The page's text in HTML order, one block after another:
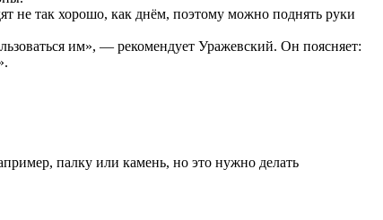
не так хорошо, как днём, поэтому можно поднять руки
им», — рекомендует Уражевский. Он поясняет:
палку или камень, но это нужно делать